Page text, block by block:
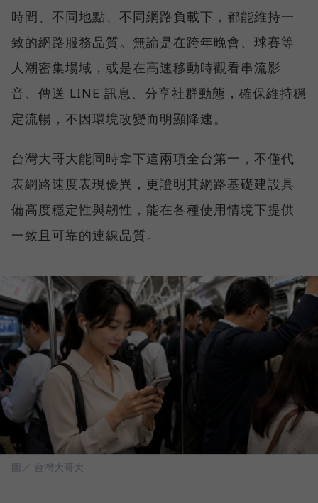
時間、不同地點、不同網路負載下，都能維持一
致的網路服務品質。無論是在跨年晚會、球賽等
人潮密集場域，或是在高速移動時觀看串流影
音、傳送 LINE 訊息、分享社群動態，確保維持穩
定流暢，不因環境改變而明顯降速。
台灣大哥大能同時拿下這兩項全台第一，不僅代
表網路速度表現優異，更證明其網路基礎建設具
備高度穩定性與韌性，能在各種使用情境下提供
一致且可靠的連線品質。
圖／ 台灣大哥大